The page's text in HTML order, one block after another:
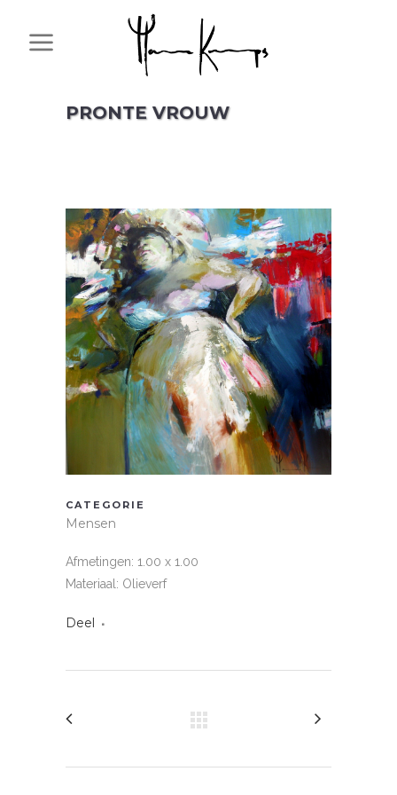
PRONTE VROUW
CATEGORIE
Mensen
Afmetingen: 1.00 x 1.00
Materiaal: Olieverf
Deel